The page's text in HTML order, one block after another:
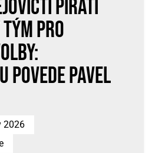
Piráti
pro
povede Pavel
2026